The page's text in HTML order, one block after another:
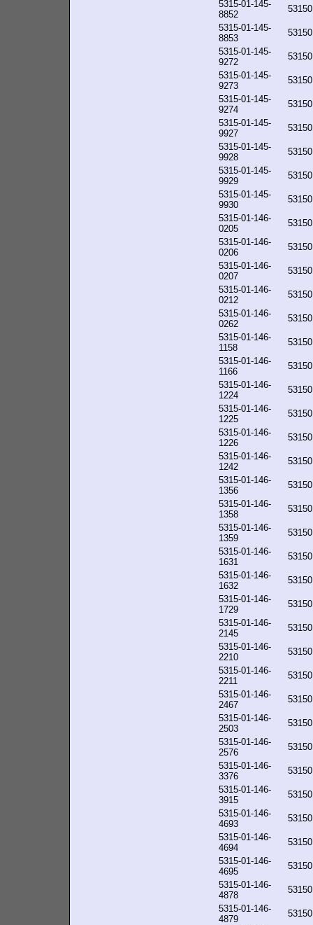
5315-01-145-
8852
5315-01-145-
8853
5315-01-145-
9272
5315-01-145-
9273
5315-01-145-
9274
5315-01-145-
9927
5315-01-145-
9928
5315-01-145-
9929
5315-01-145-
9930
5315-01-146-
0205
5315-01-146-
0206
5315-01-146-
0207
5315-01-146-
0212
5315-01-146-
0262
5315-01-146-
1158
5315-01-146-
1166
5315-01-146-
1224
5315-01-146-
1225
5315-01-146-
1226
5315-01-146-
1242
5315-01-146-
1356
5315-01-146-
1358
5315-01-146-
1359
5315-01-146-
1631
5315-01-146-
1632
5315-01-146-
1729
5315-01-146-
2145
5315-01-146-
2210
5315-01-146-
2211
5315-01-146-
2467
5315-01-146-
2503
5315-01-146-
2576
5315-01-146-
3376
5315-01-146-
3915
5315-01-146-
4693
5315-01-146-
4694
5315-01-146-
4695
5315-01-146-
4878
5315-01-146-
4879